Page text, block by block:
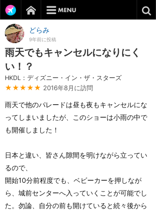
どらみ
9年前に投稿
雨天でもキャンセルになりにく
い！？
HKDL：ディズニー・イン・ザ・スターズ
★★★★★ 2016年8月に訪問
雨天で他のパレードは昼も夜もキャンセルにな
ってしまいましたが、このショーは小雨の中で
も開催しました！
日本と違い、皆さん隙間を明けながら立ってい
るので、
開始10分前程度でも、ベビーカーを押しなが
ら、城前センターへ入っていくことが可能でし
た。勿論、自分の前も開けていると続々後から